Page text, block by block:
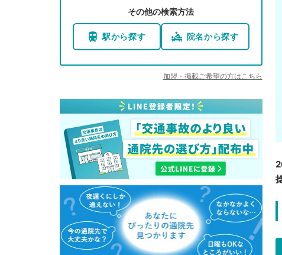
その他の検索方法
駅から探す 院名から探す
加盟・掲載ご希望の方はこちら